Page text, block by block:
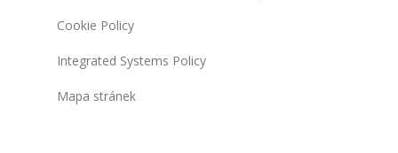
Cookie Policy
Integrated Systems Policy
Mapa stránek